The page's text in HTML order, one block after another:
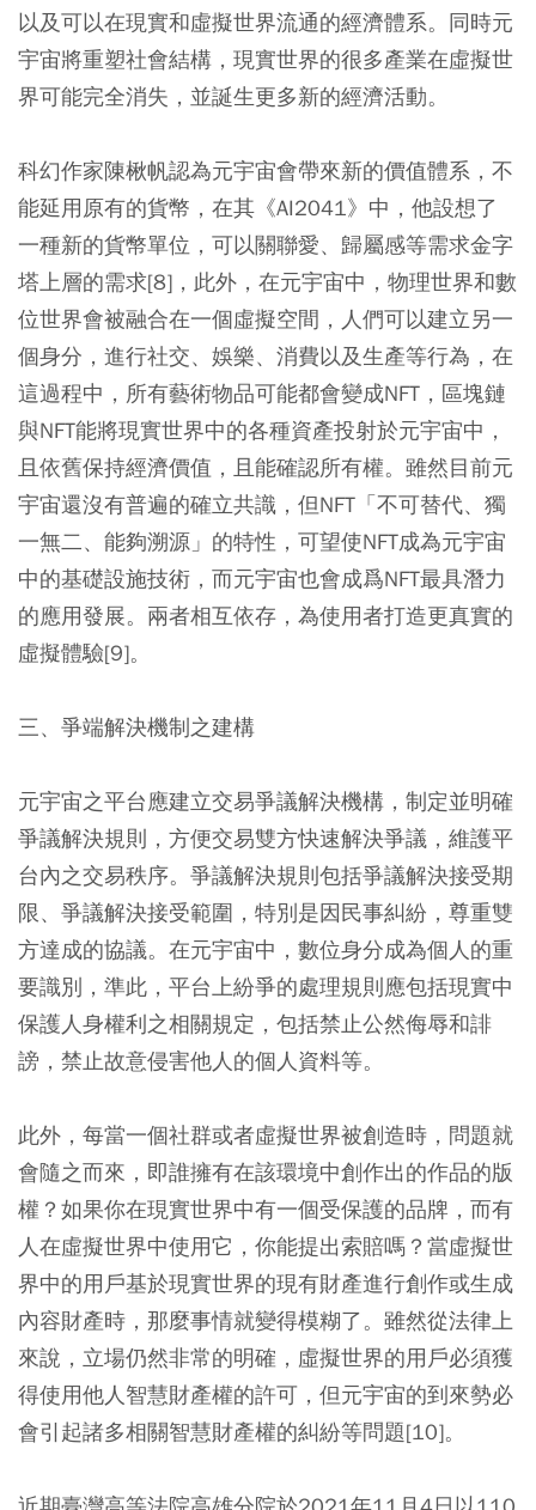
以及可以在現實和虛擬世界流通的經濟體系。同時元
宇宙將重塑社會結構，現實世界的很多產業在虛擬世
界可能完全消失，並誕生更多新的經濟活動。
科幻作家陳楸帆認為元宇宙會帶來新的價值體系，不
能延用原有的貨幣，在其《AI2041》中，他設想了
一種新的貨幣單位，可以關聯愛、歸屬感等需求金字
塔上層的需求[8]，此外，在元宇宙中，物理世界和數
位世界會被融合在一個虛擬空間，人們可以建立另一
個身分，進行社交、娛樂、消費以及生產等行為，在
這過程中，所有藝術物品可能都會變成NFT，區塊鏈
與NFT能將現實世界中的各種資產投射於元宇宙中，
且依舊保持經濟價值，且能確認所有權。雖然目前元
宇宙還沒有普遍的確立共識，但NFT「不可替代、獨
一無二、能夠溯源」的特性，可望使NFT成為元宇宙
中的基礎設施技術，而元宇宙也會成爲NFT最具潛力
的應用發展。兩者相互依存，為使用者打造更真實的
虛擬體驗[9]。
三、爭端解決機制之建構
元宇宙之平台應建立交易爭議解決機構，制定並明確
爭議解決規則，方便交易雙方快速解決爭議，維護平
台內之交易秩序。爭議解決規則包括爭議解決接受期
限、爭議解決接受範圍，特別是因民事糾紛，尊重雙
方達成的協議。在元宇宙中，數位身分成為個人的重
要識別，準此，平台上紛爭的處理規則應包括現實中
保護人身權利之相關規定，包括禁止公然侮辱和誹
謗，禁止故意侵害他人的個人資料等。
此外，每當一個社群或者虛擬世界被創造時，問題就
會隨之而來，即誰擁有在該環境中創作出的作品的版
權？如果你在現實世界中有一個受保護的品牌，而有
人在虛擬世界中使用它，你能提出索賠嗎？當虛擬世
界中的用戶基於現實世界的現有財產進行創作或生成
內容財產時，那麼事情就變得模糊了。雖然從法律上
來說，立場仍然非常的明確，虛擬世界的用戶必須獲
得使用他人智慧財產權的許可，但元宇宙的到來勢必
會引起諸多相關智慧財產權的糾紛等問題[10]。